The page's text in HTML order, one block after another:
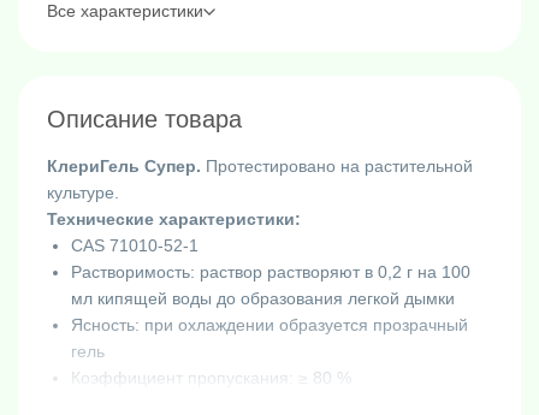
Все характеристики
Описание товара
КлериГель Супер. Протестировано на растительной
культуре.
Технические характеристики:
CAS 71010-52-1
Растворимость: раствор растворяют в 0,2 г на 100
мл кипящей воды до образования легкой дымки
Ясность: при охлаждении образуется прозрачный
гель
Коэффициент пропускания: ≥ 80 %